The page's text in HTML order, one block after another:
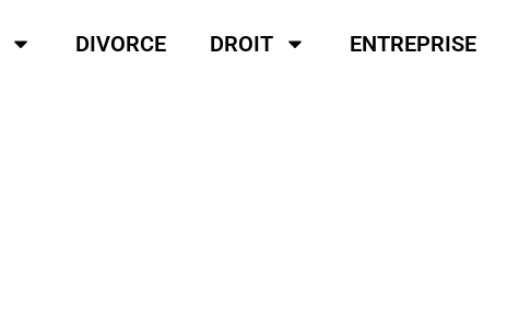
DIVORCE DROIT ENTREPRISE